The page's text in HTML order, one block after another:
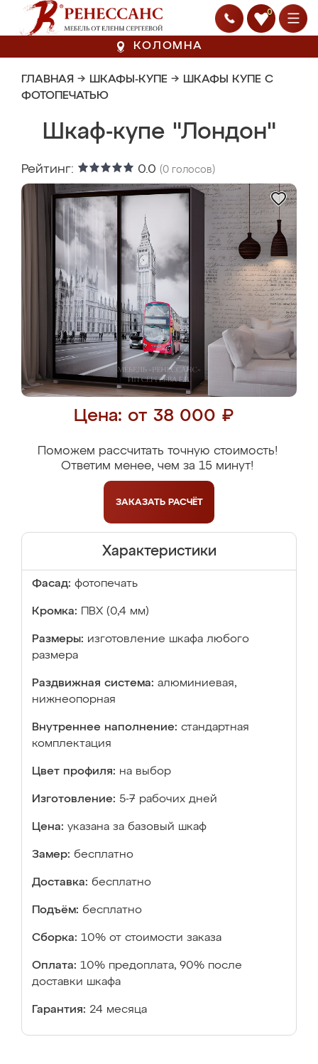
0
КОЛОМНА
ГЛАВНАЯ → ШКАФЫ-КУПЕ → ШКАФЫ КУПЕ С
ФОТОПЕЧАТЬЮ
Шкаф-купе "Лондон"
Рейтинг: 0.0 (0 голосов)
Цена: от 38 000 ₽
Поможем рассчитать точную стоимость!
Ответим менее, чем за 15 минут!
ЗАКАЗАТЬ РАСЧЁТ
Характеристики
Фасад: фотопечать
Кромка: ПВХ (0,4 мм)
Размеры: изготовление шкафа любого
размера
Раздвижная система: алюминиевая,
нижнеопорная
Внутреннее наполнение: стандартная
комплектация
Цвет профиля: на выбор
Изготовление: 5-7 рабочих дней
Цена: указана за базовый шкаф
Замер: бесплатно
Доставка: бесплатно
Подъём: бесплатно
Сборка: 10% от стоимости заказа
Оплата: 10% предоплата, 90% после
доставки шкафа
Гарантия: 24 месяца